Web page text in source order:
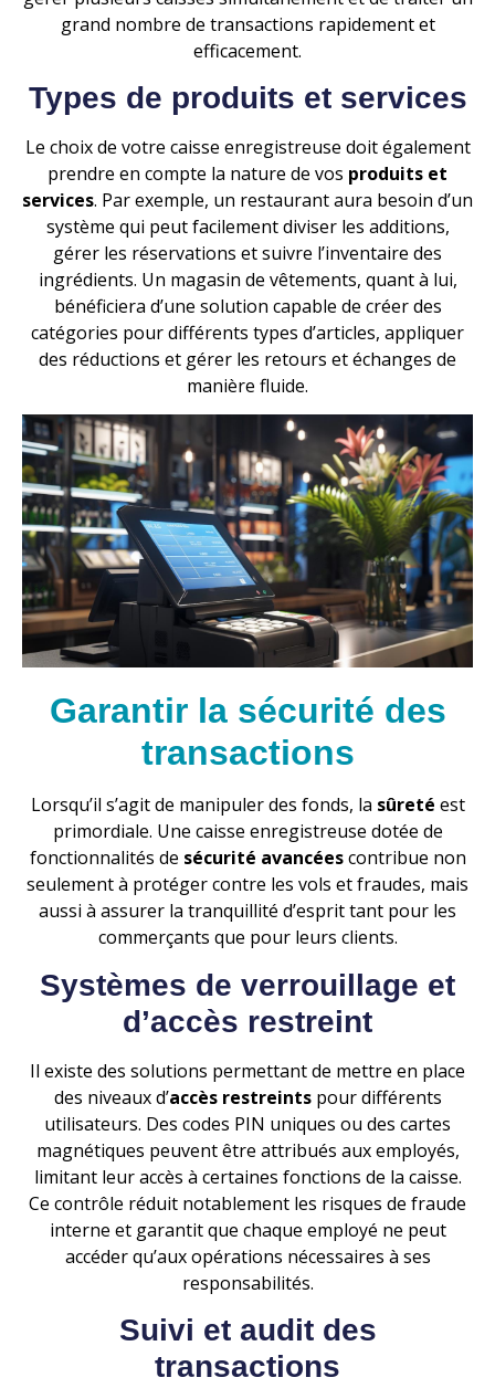
grand nombre de transactions rapidement et
efficacement.
Types de produits et services
Le choix de votre caisse enregistreuse doit également
prendre en compte la nature de vos produits et
services. Par exemple, un restaurant aura besoin d’un
système qui peut facilement diviser les additions,
gérer les réservations et suivre l’inventaire des
ingrédients. Un magasin de vêtements, quant à lui,
bénéficiera d’une solution capable de créer des
catégories pour différents types d’articles, appliquer
des réductions et gérer les retours et échanges de
manière fluide.
Garantir la sécurité des
transactions
Lorsqu’il s’agit de manipuler des fonds, la sûreté est
primordiale. Une caisse enregistreuse dotée de
fonctionnalités de sécurité avancéescontribue non
seulement à protéger contre les vols et fraudes, mais
aussi à assurer la tranquillité d’esprit tant pour les
commerçants que pour leurs clients.
Systèmes de verrouillage et
d’accès restreint
Il existe des solutions permettant de mettre en place
des niveaux d’accès restreintspour différents
utilisateurs. Des codes PIN uniques ou des cartes
magnétiques peuvent être attribués aux employés,
limitant leur accès à certaines fonctions de la caisse.
Ce contrôle réduit notablement les risques de fraude
interne et garantit que chaque employé ne peut
accéder qu’aux opérations nécessaires à ses
responsabilités.
Suivi et audit des
transactions